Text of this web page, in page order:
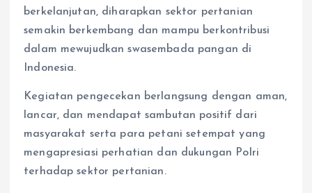
berkelanjutan, diharapkan sektor pertanian
semakin berkembang dan mampu berkontribusi
dalam mewujudkan swasembada pangan di
Indonesia.
Kegiatan pengecekan berlangsung dengan aman,
lancar, dan mendapat sambutan positif dari
masyarakat serta para petani setempat yang
mengapresiasi perhatian dan dukungan Polri
terhadap sektor pertanian.